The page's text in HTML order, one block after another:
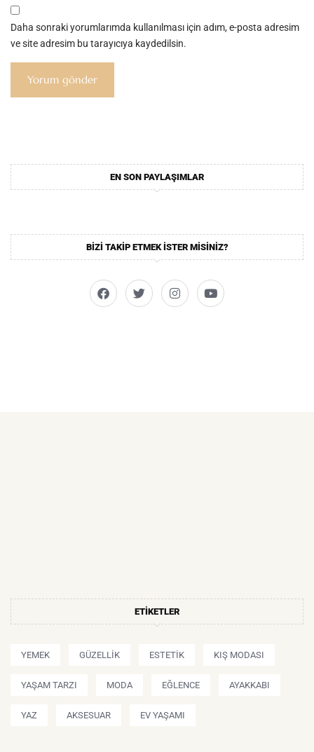
Daha sonraki yorumlarımda kullanılması için adım, e-posta adresim
ve site adresim bu tarayıcıya kaydedilsin.
EN SON PAYLAŞIMLAR
BIZI TAKIP ETMEK ISTER MISINIZ?
ETIKETLER
YEMEK GÜZELLIK ESTETIK KIŞ MODASI
YAŞAM TARZI MODA EĞLENCE AYAKKABI
YAZ AKSESUAR EV YAŞAMI